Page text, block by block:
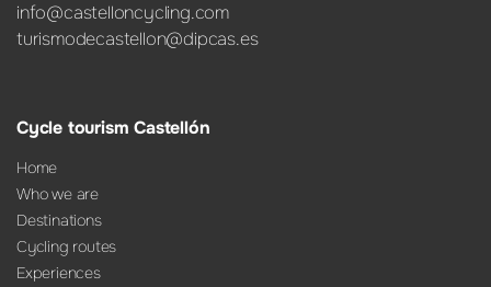
info@castelloncycling.com
turismodecastellon@dipcas.es
Cycle tourism Castellón
Home
Who we are
Destinations
Cycling routes
Experiences